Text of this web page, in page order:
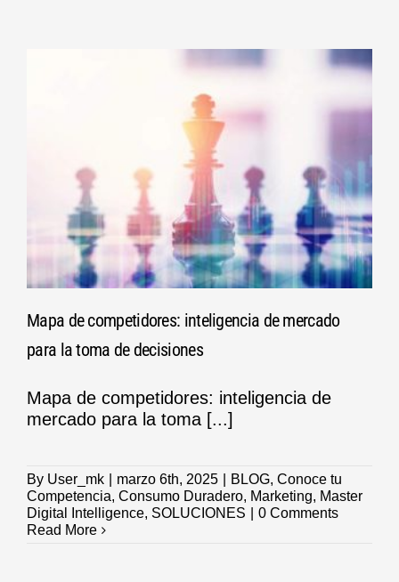
Mapa de competidores: inteligencia de mercado
para la toma de decisiones
Mapa de competidores: inteligencia de
mercado para la toma [...]
By User_mk marzo 6th, 2025 BLOG, Conoce tu
Competencia, Consumo Duradero, Marketing, Master
Digital Intelligence, SOLUCIONES
0 Comments
Read More